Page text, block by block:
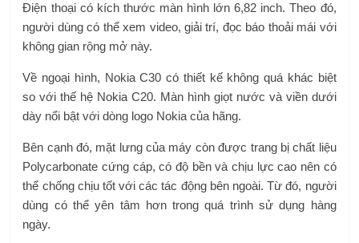
Điện thoại có kích thước màn hình lớn 6,82 inch. Theo đó,
người dùng có thể xem video, giải trí, đọc báo thoải mái với
không gian rộng mở này.
Về ngoại hình, Nokia C30 có thiết kế không quá khác biệt
so với thế hệ Nokia C20. Màn hình giọt nước và viền dưới
dày nổi bật với dòng logo Nokia của hãng.
Bên cạnh đó, mặt lưng của máy còn được trang bị chất liệu
Polycarbonate cứng cáp, có độ bền và chịu lực cao nên có
thể chống chịu tốt với các tác động bên ngoài. Từ đó, người
dùng có thể yên tâm hơn trong quá trình sử dụng hàng
ngày.